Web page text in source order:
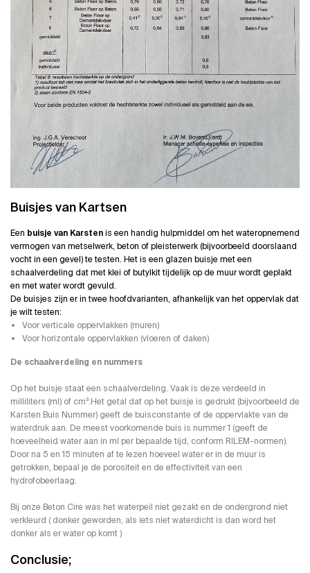
Buisjes van Kartsen
Een buisje van Karstenis een handig hulpmiddel om het wateropnemend
vermogen van metselwerk, beton of pleisterwerk (bijvoorbeeld doorslaand
vocht in een gevel) te testen. Het is een glazen buisje met een
schaalverdeling dat met klei of butylkit tijdelijk op de muur wordt geplakt
en met water wordt gevuld.
De buisjes zijn er in twee hoofdvarianten, afhankelijk van het oppervlak dat
je wilt testen:
Voor verticale oppervlakken (muren)
Voor horizontale oppervlakken (vloeren of daken)
De schaalverdeling en nummers
Op het buisje staat een schaalverdeling. Vaak is deze verdeeld in
milliliters (ml) of cm³.Het getal dat op het buisje is gedrukt (bijvoorbeeld de
Karsten Buis Nummer) geeft de buisconstante of de oppervlakte van de
waterdruk aan. De meest voorkomende buis is nummer 1 (geeft de
hoeveelheid water aan in ml per bepaalde tijd, conform RILEM-normen).
Door na 5 en 15 minuten af te lezen hoeveel water er in de muur is
getrokken, bepaal je de porositeit en de effectiviteit van een
hydrofobeerlaag.
Bij onze Beton Cire was het waterpeil niet gezakt en de ondergrond niet
verkleurd ( donker geworden, als iets niet waterdicht is dan word het
donker als er water op komt )
Conclusie;